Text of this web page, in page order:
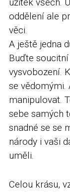
užitek všech.
oddělení ale
věci.
A ještě jedna
Buďte
vysvobození.
se vědomými.
manipulovat.
sebe samých
snadné se se
národy i vaši
uměli.
Celou krásu,